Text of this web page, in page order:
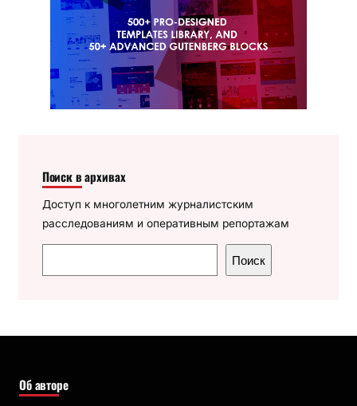
Поиск в архивах
Доступ к многолетним журналистским
расследованиям и оперативным репортажам
о
к
Поиск
Об авторе